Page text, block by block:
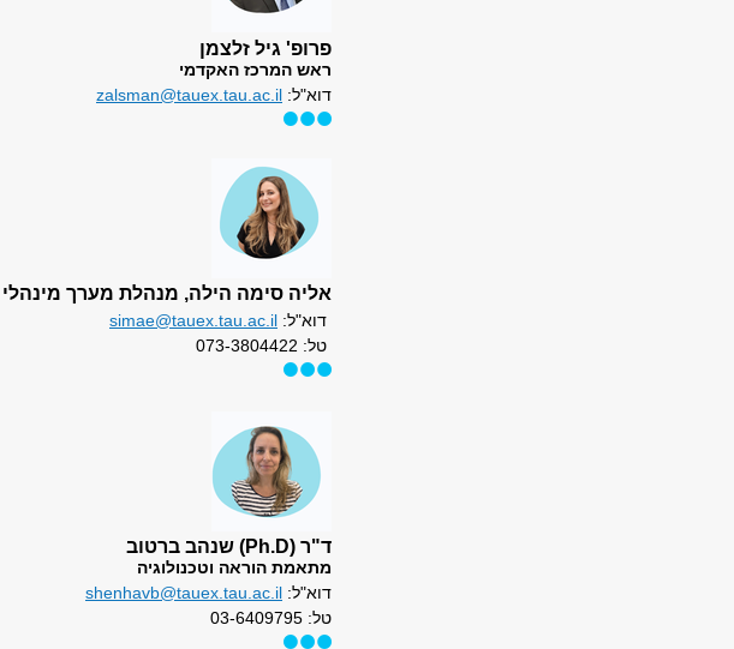
פרופ' גיל זלצמן
ראש המרכז האקדמי
דוא"ל: zalsman@tauex.tau.ac.il
אליה סימה הילה, מנהלת מערך מינהלי
דוא"ל: simae@tauex.tau.ac.il
טל: 073-3804422
ד"ר (Ph.D) שנהב ברטוב
מתאמת הוראה וטכנולוגיה
דוא"ל: shenhavb@tauex.tau.ac.il
טל: 03-6409795